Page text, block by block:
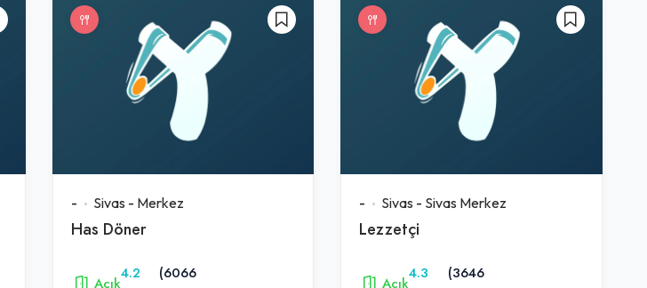
- Sivas - Merkez
Has Döner
Açık
4.2
(6066
- Sivas - Sivas Merkez
Lezzetçi
Açık
4.3
(3646